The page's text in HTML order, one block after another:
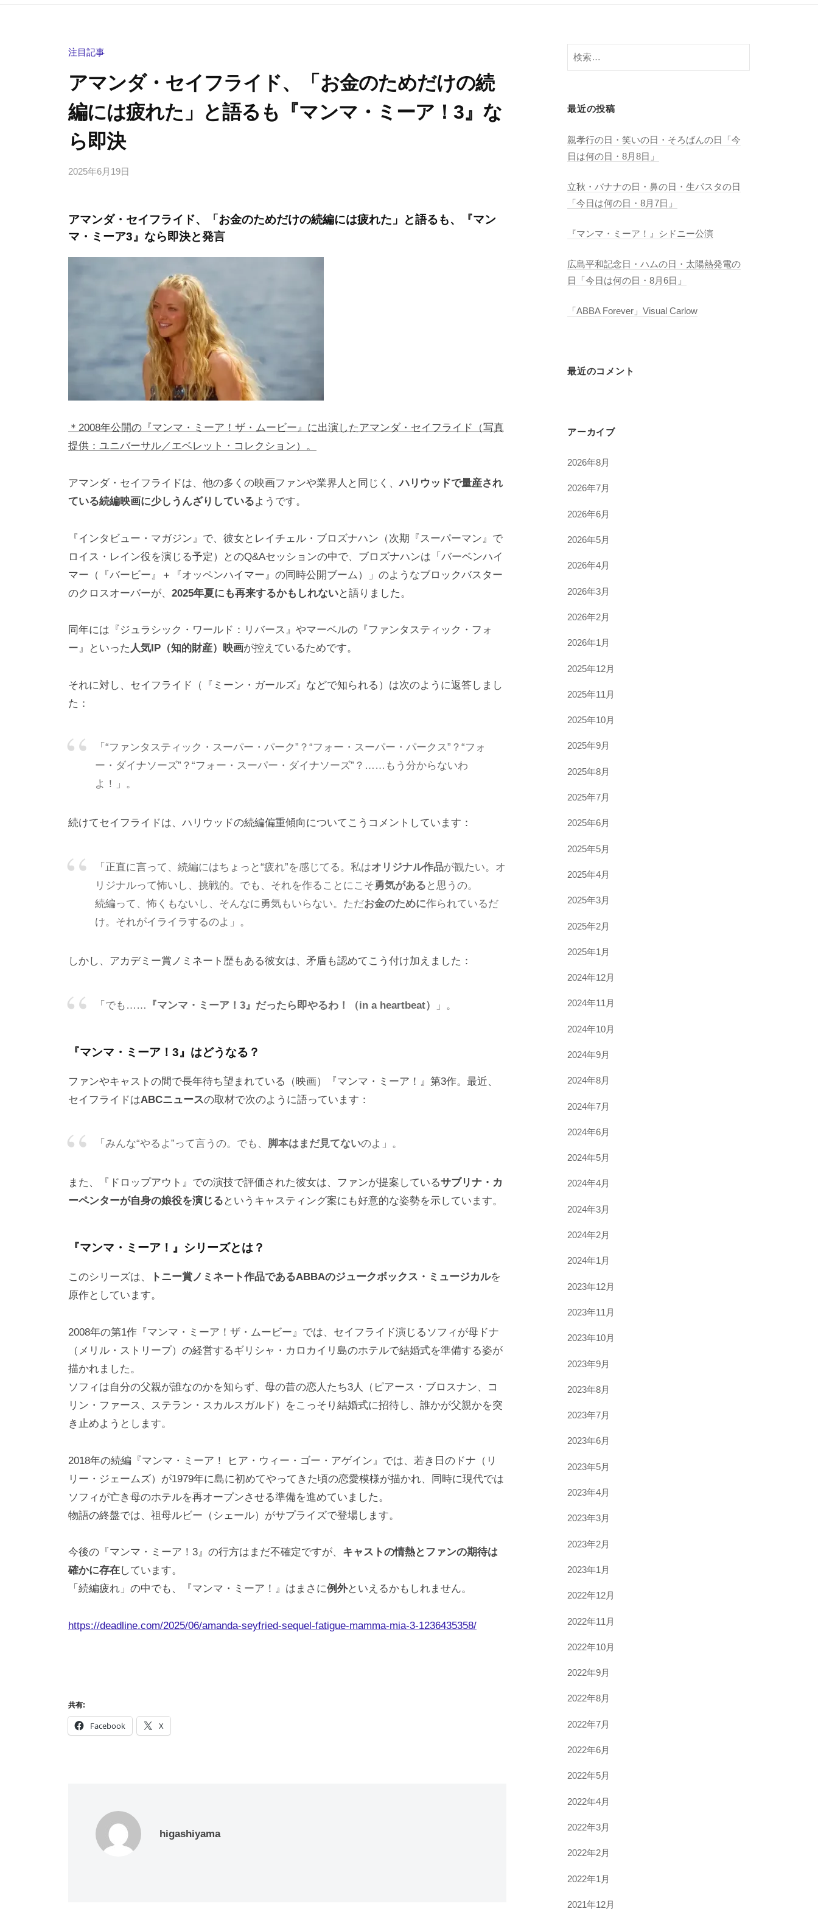
注目記事
アマンダ・セイフライド、「お金のためだけの続
編には疲れた」と語るも『マンマ・ミーア！3』な
ら即決
2025年6月19日
i
g
a
の
コ
アマンダ・セイフライド、「お金のためだけの続編には疲れた」と語るも、『マン
マ・ミーア3』なら即決と発言
＊2008年公開の『マンマ・ミーア！ザ・ムービー』に出演したアマンダ・セイフライド（写真
提供：ユニバーサル／エベレット・コレクション）。
アマンダ・セイフライドは、他の多くの映画ファンや業界人と同じく、ハリウッドで量産され
ている続編映画に少しうんざりしているようです。
『インタビュー・マガジン』で、彼女とレイチェル・ブロズナハン（次期『スーパーマン』で
ロイス・レイン役を演じる予定）とのQ&Aセッションの中で、ブロズナハンは「バーベンハイ
マー（『バービー』＋『オッペンハイマー』の同時公開ブーム）」のようなブロックバスター
のクロスオーバーが、 2025年夏にも再来するかもしれないと語りました。
同年には『ジュラシック・ワールド：リバース』やマーベルの『ファンタスティック・フォ
ー』といった 人気IP（知的財産）映画が控えているためです。
それに対し、セイフライド（『ミーン・ガールズ』などで知られる）は次のように返答しまし
た：
「“ファンタスティック・スーパー・パーク”？“フォー・スーパー・パークス”？“フォ
ー・ダイナソーズ”？“フォー・スーパー・ダイナソーズ”？……もう分からないわ
よ！」。
続けてセイフライドは、ハリウッドの続編偏重傾向についてこうコメントしています：
「正直に言って、続編にはちょっと“疲れ”を感じてる。私はオリジナル作品が観たい。オ
リジナルって怖いし、挑戦的。でも、それを作ることにこそ勇気がある と思うの。
続編って、怖くもないし、そんなに勇気もいらない。ただお金のために作られているだ
け。それがイライラするのよ」。
しかし、アカデミー賞ノミネート歴もある彼女は、矛盾も認めてこう付け加えました：
「でも…… 『マンマ・ミーア！3』だったら即やるわ！（in a heartbeat） 」。
『マンマ・ミーア！3』はどうなる？
ファンやキャストの間で長年待ち望まれている（映画）『マンマ・ミーア！』第3作。最近、
セイフライドはABCニュースの取材で次のように語っています：
「みんな“やるよ”って言うの。でも、 脚本はまだ見てないのよ」。
また、『ドロップアウト』での演技で評価された彼女は、ファンが提案しているサブリナ・カ
ーペンターが自身の娘役を演じる というキャスティング案にも好意的な姿勢を示しています。
『マンマ・ミーア！』シリーズとは？
このシリーズは、 トニー賞ノミネート作品であるABBAのジュークボックス・ミュージカルを
原作としています。
2008年の第1作『マンマ・ミーア！ザ・ムービー』では、セイフライド演じるソフィが母ドナ
（メリル・ストリープ）の経営するギリシャ・カロカイリ島のホテルで結婚式を準備する姿が
描かれました。
ソフィは自分の父親が誰なのかを知らず、母の昔の恋人たち3人（ピアース・ブロスナン、コ
リン・ファース、ステラン・スカルスガルド）をこっそり結婚式に招待し、誰かが父親かを突
き止めようとします。
2018年の続編『マンマ・ミーア！ ヒア・ウィー・ゴー・アゲイン』では、若き日のドナ（リ
リー・ジェームズ）が1979年に島に初めてやってきた頃の恋愛模様が描かれ、同時に現代では
ソフィが亡き母のホテルを再オープンさせる準備を進めていました。
物語の終盤では、祖母ルビー（シェール）がサプライズで登場します。
今後の『マンマ・ミーア！3』の行方はまだ不確定ですが、 キャストの情熱とファンの期待は
確かに存在しています。
「続編疲れ」の中でも、『マンマ・ミーア！』はまさに例外といえるかもしれません。
https://deadline.com/2025/06/amanda-seyfried-sequel-fatigue-mamma-mia-3-1236435358/
共有:
Facebook X
higashiyama
検
索:
最近の投稿
親孝行の日・笑いの日・そろばんの日「今
日は何の日・8月8日」
立秋・バナナの日・鼻の日・生パスタの日
「今日は何の日・8月7日」
『マンマ・ミーア！』シドニー公演
広島平和記念日・ハムの日・太陽熱発電の
日「今日は何の日・8月6日」
「ABBA Forever」Visual Carlow
最近のコメント
アーカイブ
2026年8月
2026年7月
2026年6月
2026年5月
2026年4月
2026年3月
2026年2月
2026年1月
2025年12月
2025年11月
2025年10月
2025年9月
2025年8月
2025年7月
2025年6月
2025年5月
2025年4月
2025年3月
2025年2月
2025年1月
2024年12月
2024年11月
2024年10月
2024年9月
2024年8月
2024年7月
2024年6月
2024年5月
2024年4月
2024年3月
2024年2月
2024年1月
2023年12月
2023年11月
2023年10月
2023年9月
2023年8月
2023年7月
2023年6月
2023年5月
2023年4月
2023年3月
2023年2月
2023年1月
2022年12月
2022年11月
2022年10月
2022年9月
2022年8月
2022年7月
2022年6月
2022年5月
2022年4月
2022年3月
2022年2月
2022年1月
2021年12月